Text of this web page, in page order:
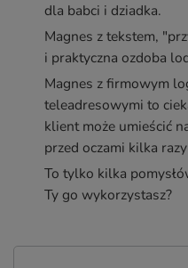
dla babci i dziadka.
Magnes z tekstem,
i praktyczna ozdoba
Magnes z firmowym
teleadresowymi to
klient może umieścić
przed oczami kilka
To tylko kilka
Ty go wykorzystasz?